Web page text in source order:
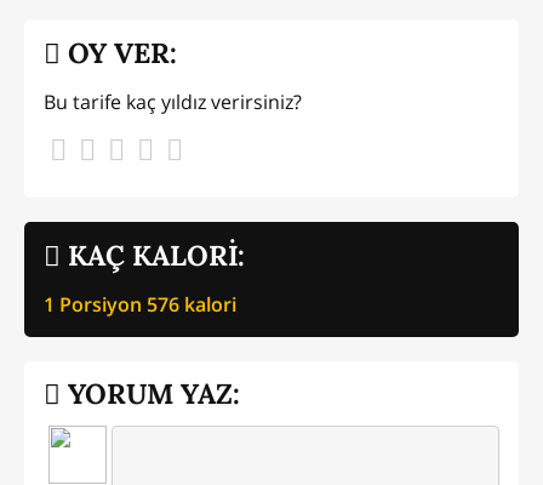
KAÇ KALORİ:
1 Porsiyon 576 kalori
OY VER:
Bu tarife kaç yıldız verirsiniz?
YORUM YAZ: